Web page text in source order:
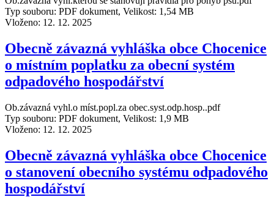
Typ souboru: PDF dokument, Velikost: 1,54 MB
Vloženo: 12. 12. 2025
Obecně závazná vyhláška obce Chocenice
o místním poplatku za obecní systém
odpadového hospodářství
Ob.závazná vyhl.o míst.popl.za obec.syst.odp.hosp..pdf
Typ souboru: PDF dokument, Velikost: 1,9 MB
Vloženo: 12. 12. 2025
Obecně závazná vyhláška obce Chocenice
o stanovení obecního systému odpadového
hospodářství